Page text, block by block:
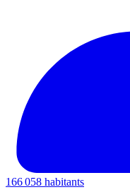
166 058 habitants